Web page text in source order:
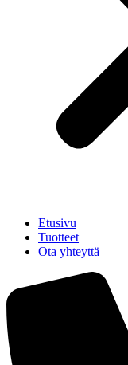
Etusivu
Tuotteet
Ota yhteyttä